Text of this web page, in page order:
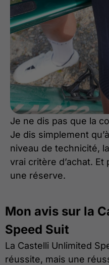
Je ne dis pas que la
Je dis simplement
niveau de technicité,
vrai critère d’achat. Et
une réserve.
Mon avis sur la
Speed Suit
La Castelli Unlimited
réussite, mais une